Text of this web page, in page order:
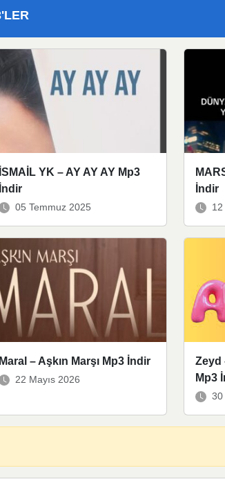
İSMAİL YK – AY AY AY Mp3
İndir
05 Temmuz 2025
İndir
Maral – Aşkın Marşı Mp3 İndir
22 Mayıs 2026
Zeyd
Mp3
30